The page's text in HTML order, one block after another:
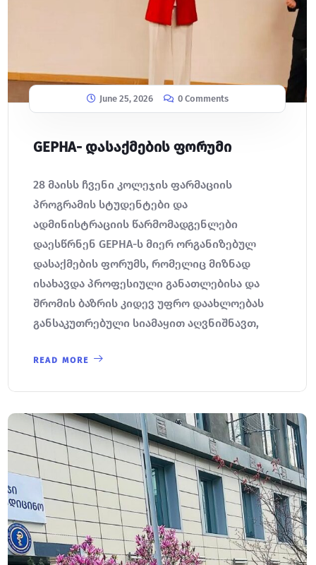
June 25, 2026 0 Comments
GEPHA- დასაქმების ფორუმი
28 მაისს ჩვენი კოლეჯის ფარმაციის
პროგრამის სტუდენტები და
ადმინისტრაციის წარმომადგენლები
დაესწრნენ GEPHA-ს მიერ ორგანიზებულ
დასაქმების ფორუმს, რომელიც მიზნად
ისახავდა პროფესიული განათლებისა და
შრომის ბაზრის კიდევ უფრო დაახლოებას
განსაკუთრებული სიამაყით აღვნიშნავთ,
READ MORE